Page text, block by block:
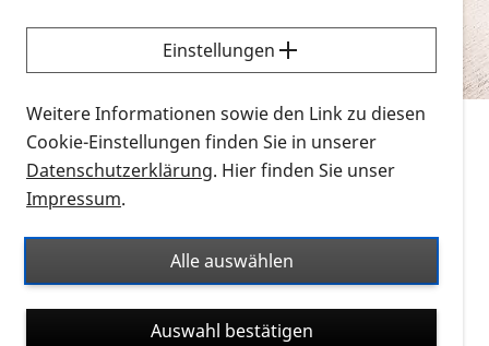
Sie möchten wissen, wie Sie nach Infonmaterial
suchen und dieses bestellen bzw. herunterladen
können? Schauen Sie sich dieErklärvideos zum
Thema Infomaterial auf der PRO RETINA-Website
für blinde und sehbehinderte Menschen an.
Auf dieser Seite finden Sie sämtliches Infomaterial
Ort. Nutzen Sie den Formatfilter, um ausschließlich
nach Flyern und Broschüren, Audios oder Videos zu
suchen. Die meisten Flyer und Broschüren werden in
verschiedenen Formaten angeboten: zur
Einstellungen
Weitere Informationen sowie den Link zu diesen
Cookie-Einstellungen finden Sie in unserer
Datenschutzerklärung. Hier finden Sie unser
Impressum.
Alle auswählen
Auswahl bestätigen